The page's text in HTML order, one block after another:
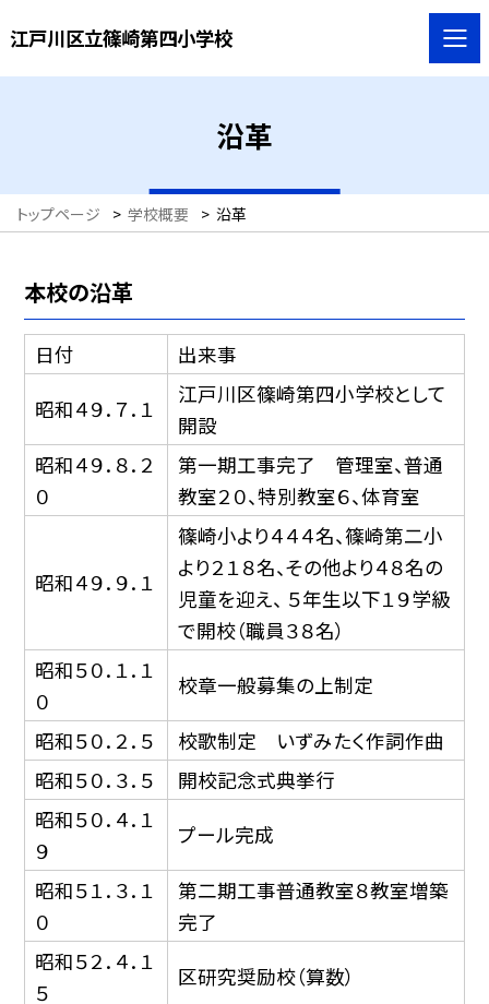
江戸川区立篠崎第四小学校
沿革
トップページ > 学校概要 > 沿革
本校の沿革
日付
出来事
昭和４９．７．１
江戸川区篠崎第四小学校として
開設
昭和４９．８．２
０
第一期工事完了 管理室、普通
教室２０、特別教室６、体育室
昭和４９．９．１
篠崎小より４４４名、篠崎第二小
より２１８名、その他より４８名の
児童を迎え、 ５年生以下１９学級
で開校（職員３８名）
昭和５０．１．１
０
校章一般募集の上制定
昭和５０．２．５
校歌制定 いずみたく作詞作曲
昭和５０．３．５
開校記念式典挙行
昭和５０．４．１
９
プール完成
昭和５１．３．１
０
第二期工事普通教室８教室増築
完了
昭和５２．４．１
５
区研究奨励校（算数）